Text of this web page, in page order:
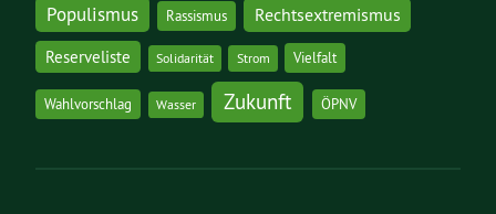
Populismus Rassismus Rechtsextremismus
Reserveliste Solidarität Strom Vielfalt
Wahlvorschlag Wasser Zukunft ÖPNV